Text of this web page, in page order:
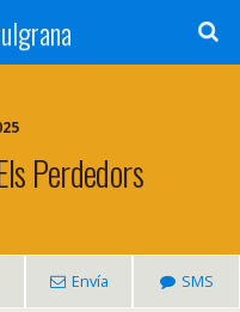
Perdedors
Envía SMS